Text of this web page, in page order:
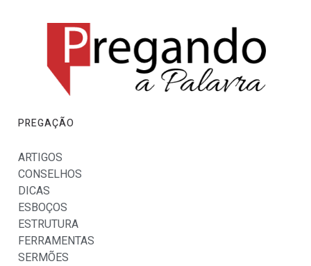
PREGAÇÃO
ARTIGOS
CONSELHOS
DICAS
ESBOÇOS
ESTRUTURA
FERRAMENTAS
SERMÕES